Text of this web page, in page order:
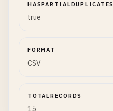
HASPARTIALDUPLICATES
true
FORMAT
CSV
TOTALRECORDS
15